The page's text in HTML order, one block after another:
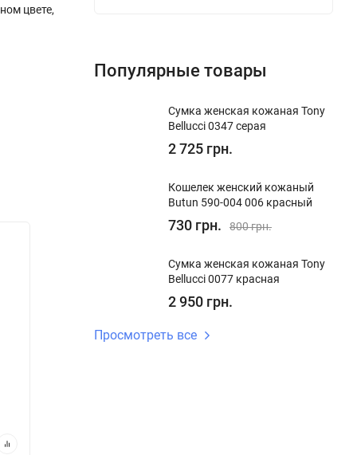
цвете,
Сумка-саквояж женская кожаная
Сумка-
Популярные товары
Сумка женская кожаная Tony
Bellucci 0347 серая
2 725 грн.
Кошелек женский кожаный
Butun 590-004 006 красный
730 грн. 800 грн.
Сумка женская кожаная Tony
Bellucci 0077 красная
2 950 грн.
Просмотреть все